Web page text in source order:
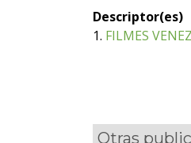
Descriptor(es)
1. FILMES
Otras